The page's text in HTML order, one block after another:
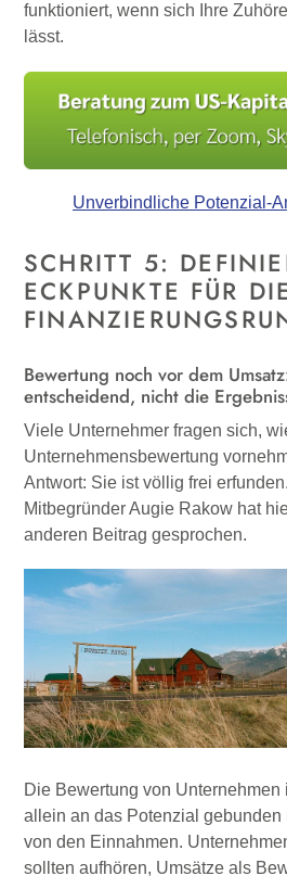
funktioniert, wenn sich Ihre
lässt.
Unverbindliche Potenzial-
SCHRITT 5:
ECKPUNKTE FÜR DIE
Bewertung noch vor dem
entscheidend, nicht die
Viele Unternehmer fragen sich,
Unternehmensbewertung
Antwort: Sie ist völlig frei
Mitbegründer Augie Rakow hat
anderen Beitrag gesprochen.
Die Bewertung von
allein an das Potenzial
von den Einnahmen.
sollten aufhören, Umsätze als